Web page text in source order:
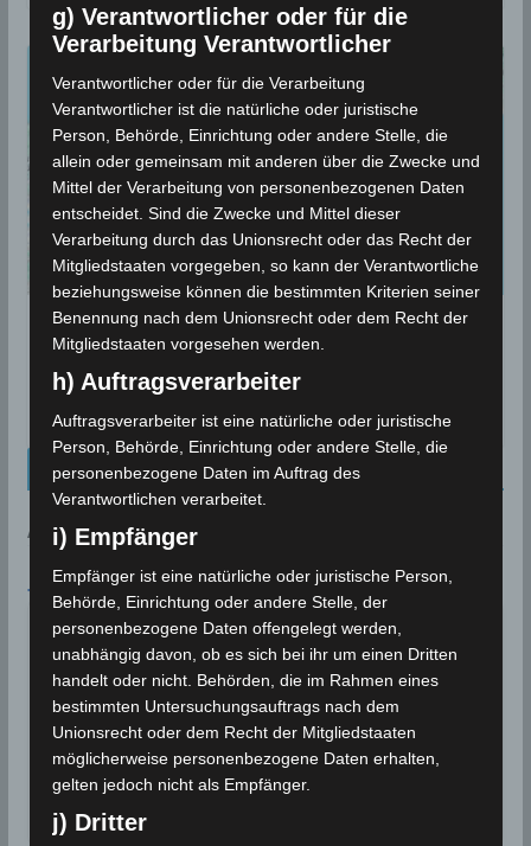
31 Mai 2024: Erdbeben nordöstlich von
Rafraf (Bizerté) [M3.0]
31. Mai 2024
Kalenderblatt Neu
AN DIESEM TAG:
7. AUGUST
2018
Deutschland: Durch Trockenheit
entstandener Großbrand bei
Siegburg
Deutschland: Ein durch Trockenheit
entstandener Großbrand bei Siegburg zerstört
mehrere…
Wettergeschehen (Meteorologie)
g) Verantwortlicher oder für die
Verarbeitung Verantwortlicher
Verantwortlicher oder für die Verarbeitung
Verantwortlicher ist die natürliche oder juristische
Person, Behörde, Einrichtung oder andere Stelle, die
allein oder gemeinsam mit anderen über die Zwecke und
Mittel der Verarbeitung von personenbezogenen Daten
entscheidet. Sind die Zwecke und Mittel dieser
Verarbeitung durch das Unionsrecht oder das Recht der
Mitgliedstaaten vorgegeben, so kann der Verantwortliche
beziehungsweise können die bestimmten Kriterien seiner
Benennung nach dem Unionsrecht oder dem Recht der
Mitgliedstaaten vorgesehen werden.
h) Auftragsverarbeiter
Auftragsverarbeiter ist eine natürliche oder juristische
Person, Behörde, Einrichtung oder andere Stelle, die
personenbezogene Daten im Auftrag des
Verantwortlichen verarbeitet.
i) Empfänger
Empfänger ist eine natürliche oder juristische Person,
Behörde, Einrichtung oder andere Stelle, der
personenbezogene Daten offengelegt werden,
unabhängig davon, ob es sich bei ihr um einen Dritten
handelt oder nicht. Behörden, die im Rahmen eines
bestimmten Untersuchungsauftrags nach dem
Unionsrecht oder dem Recht der Mitgliedstaaten
möglicherweise personenbezogene Daten erhalten,
gelten jedoch nicht als Empfänger.
j) Dritter